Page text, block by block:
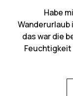
Habe
Wanderurlaub
das war die
Feuchtigkeit